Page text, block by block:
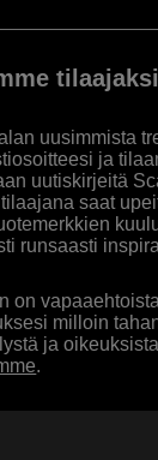
uusimmista
ja
uutiskirjeitä
saat
runsaasti
on
milloin
ja
.